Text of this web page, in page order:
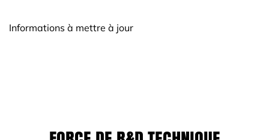
Informations à mettre à jour